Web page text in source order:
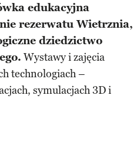
edukacyjna
rezerwatu Wietrznia,
dziedzictwo
Wystawy i zajęcia
technologiach –
symulacjach 3D i